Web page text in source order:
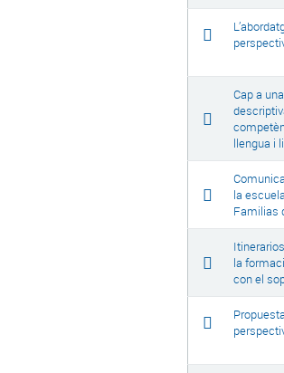
Cap a
llengua i
la
Familias
la
con el